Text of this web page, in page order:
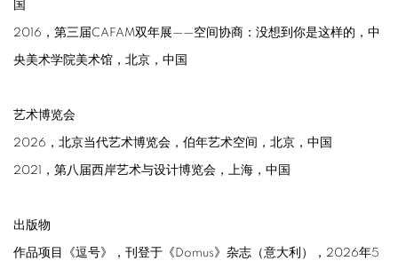
国
2016，第三届CAFAM双年展——空间协商：没想到你是这样的，中
央美术学院美术馆，北京，中国
艺术博览会
2026，北京当代艺术博览会，伯年艺术空间，北京，中国
2021，第八届西岸艺术与设计博览会，上海，中国
出版物
作品项目《逗号》，刊登于《 Domus》杂志（意大利）， 2026年5